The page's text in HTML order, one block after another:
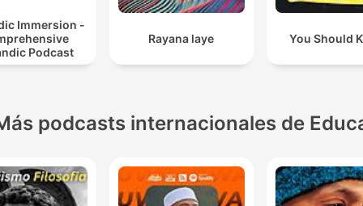
Immersion -
Podcast
Rayana laye You Should
podcasts internacionales de